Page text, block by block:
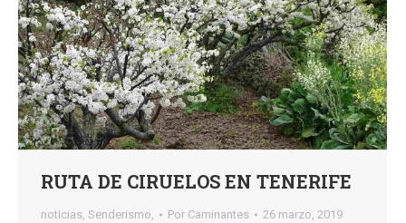
RUTA DE CIRUELOS EN TENERIFE
noticias, Senderismo, Por Caminantes 26 marzo, 2019